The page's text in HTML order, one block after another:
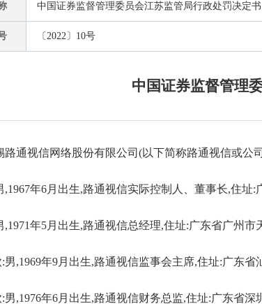
中国证券监督管理委员会江苏监管局行政处罚决定书
〔2022〕10号
中国证券监督管理
路通视信网络股份有限公司(以下简称路通视信或公
,1967年6月出生,路通视信实际控制人、董事长,住址:
,1971年5月出生,路通视信总经理,住址:广东省广州市
男,1969年9月出生,路通视信监事会主席,住址:广东省
男,1976年6月出生,路通视信财务总监,住址:广东省深